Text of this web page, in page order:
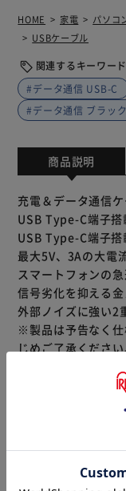
HOME 家電 パソコ
USBケーブル
関連するキーワード
#データ通信 USB-C
#データ通信 ブラック
商品説明
充電＆データ通信ケ
USB Type-C端子搭
USB Type-C端子搭
最大5V、3Aの大電
スマートフォンの急
信号劣化を抑える金
外部ノイズに強い2
※製品は予告なく
じめご了承くださ
法人様はビ